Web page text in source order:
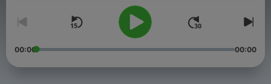
00:00 00:00